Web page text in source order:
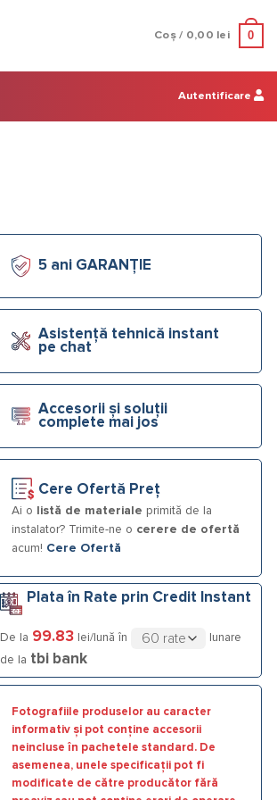
Coș / 0,00 lei 0
Autentificare
5 ani GARANȚIE
Asistență tehnică instant
pe chat
Accesorii și soluții
complete mai jos
Cere Ofertă Preț
Ai o listă de materiale primită de la
instalator? Trimite-ne o cerere de ofertă
acum! Cere Ofertă
Plata în Rate prin Credit Instant
De la 99.83 lei/lună în
lunare
de la tbi bank
Fotografiile produselor au caracter
informativ și pot conține accesorii
neincluse în pachetele standard. De
asemenea, unele specificații pot fi
modificate de către producător fără